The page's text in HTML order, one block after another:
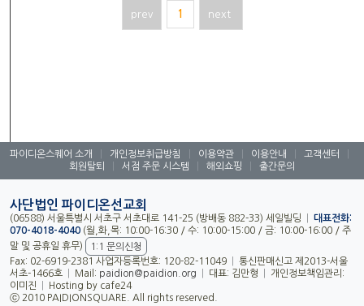
prev 1 next
파이디온스퀘어 소개 개인정보취급방침 이용약관 이용안내 고객센터
회원탈퇴
서점 주문 시스템 해외쇼핑 출간문의
사단법인 파이디온선교회
(06588) 서울특별시 서초구 서초대로 141-25 (방배동 882-33) 세일빌딩
대표전화:
070-4018-4040 (월,화,목: 10:00-16:30 / 수: 10:00-15:00 / 금: 10:00-16:00 / 주
말 및 공휴일 휴무)
1:1 문의신청
Fax: 02-6919-2381 사업자등록번호: 120-82-11049
통신판매신고 제2013-서울
서초-1466호
Mail: paidion@paidion.org 대표: 김만형
개인정보책임관리:
이미진
Hosting by cafe24
ⓒ 2010 PAIDIONSQUARE. All rights reserved.